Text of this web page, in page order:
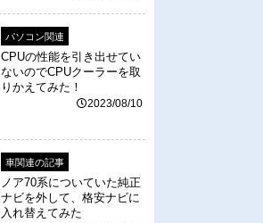
パソコン関連
CPUの性能を引き出せてい
ないのでCPUクーラーを取
りかえてみた！
2023/08/10
車関連の記事
ノア70系についていた純正
ナビを外して、格安ナビに
入れ替えてみた